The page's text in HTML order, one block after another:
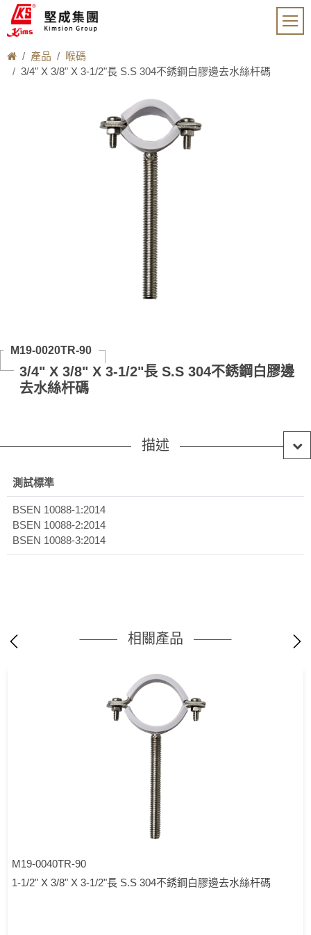
產品
喉碼
3/4" X 3/8" X 3-1/2"長 S.S 304不銹鋼白膠邊去水絲杆碼
M19-0020TR-90
3/4" X 3/8" X 3-1/2"長 S.S 304不銹鋼白膠邊
去水絲杆碼
描述
測試標準
BSEN 10088-1:2014
BSEN 10088-2:2014
BSEN 10088-3:2014
相關產品
M19-0040TR-90
1-1/2" X 3/8" X 3-1/2"長 S.S 304不銹鋼白膠邊去水絲杆碼